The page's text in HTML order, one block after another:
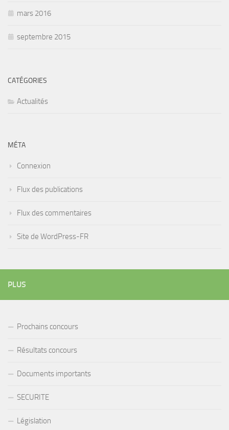
mars 2016
septembre 2015
CATÉGORIES
Actualités
MÉTA
Connexion
Flux des publications
Flux des commentaires
Site de WordPress-FR
PLUS
Prochains concours
Résultats concours
Documents importants
SECURITE
Législation